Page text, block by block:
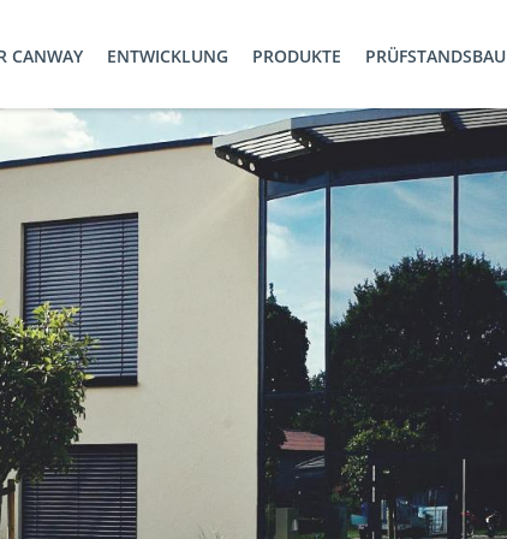
CANWAY ENTWICKLUNG PRODUKTE PRÜFSTANDSBAU